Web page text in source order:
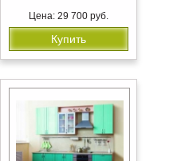
Цена: 29 700 руб.
Купить